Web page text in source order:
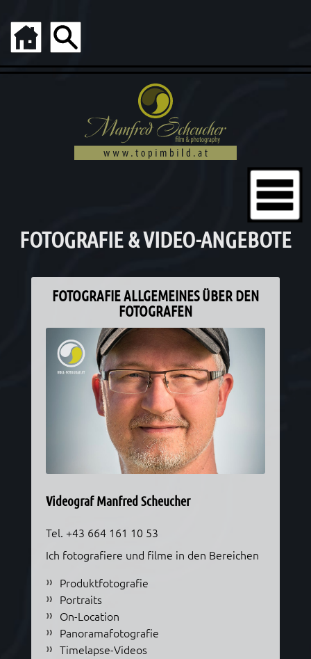
FOTOGRAFIE & VIDEO-ANGEBOTE
FOTOGRAFIE ALLGEMEINES ÜBER DEN
FOTOGRAFEN
Videograf Manfred Scheucher
Tel. +43 664 161 10 53
Ich fotografiere und filme in den Bereichen
Produktfotografie
Portraits
On-Location
Panoramafotografie
Timelapse-Videos